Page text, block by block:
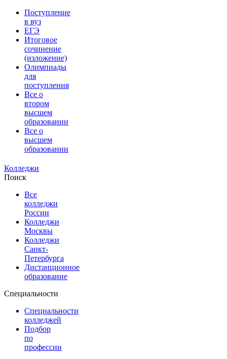
Поступление
в вуз
ЕГЭ
Итоговое
сочинение
(изложение)
Олимпиады
для
поступления
Все о
втором
высшем
образовании
Все о
высшем
образовании
Колледжи
Поиск
Все
колледжи
России
Колледжи
Москвы
Колледжи
Санкт-
Петербурга
Дистанционное
образование
Специальности
Специальности
колледжей
Подбор
по
профессии